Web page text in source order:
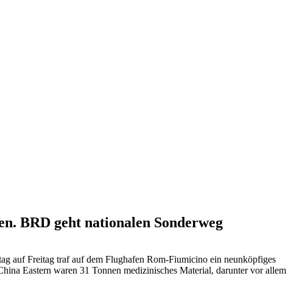
BRD geht nationalen Sonderweg
auf Freitag traf auf dem Flughafen Rom-Fiumicino ein neunköpfiges
Eastern waren 31 Tonnen medizinisches Material, darunter vor allem